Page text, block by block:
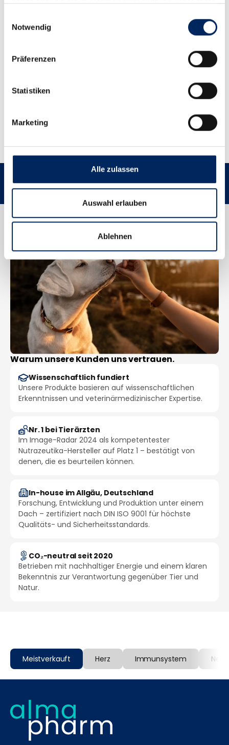
Notwendig
Präferenzen
Statistiken
Marketing
Alle zulassen
Auswahl erlauben
Ablehnen
(Lipasen, Amylasen, Trypsin, Chymotrypsin sowie
Inhaltsstoffe
Fütterungsempfehlung
Hinweise & Downloads
Teilen Haben Sie Fragen?
Über 50 Jahre Erfahrung Nr. 1 bei
Warum unsere Kunden uns vertrauen.
Wissenschaftlich fundiert
Unsere Produkte basieren auf wissenschaftlichen
Erkenntnissen und veterinärmedizinischer Expertise.
Nr. 1 bei Tierärzten
Im Image-Radar 2024 als kompetentester
Nutrazeutika-Hersteller auf Platz 1 – bestätigt von
denen, die es beurteilen können.
In-house im Allgäu, Deutschland
Forschung, Entwicklung und Produktion unter einem
Dach – zertifiziert nach DIN ISO 9001 für höchste
Qualitäts- und Sicherheitsstandards.
CO₂-neutral seit 2020
Betrieben mit nachhaltiger Energie und einem klaren
Bekenntnis zur Verantwortung gegenüber Tier und
Natur.
Meistverkauft Herz Immunsystem